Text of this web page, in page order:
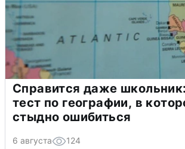
Справится даже
тест по географии, в
стыдно ошибиться
6 августа 124